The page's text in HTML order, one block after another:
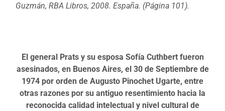
Guzmán, RBA Libros, 2008. España. (Página 101).
El general Prats y su esposa Sofía Cuthbert fueron
asesinados, en Buenos Aires, el 30 de Septiembre de
1974 por orden de Augusto Pinochet Ugarte, entre
otras razones por su antiguo resentimiento hacia la
reconocida calidad intelectual y nivel cultural de